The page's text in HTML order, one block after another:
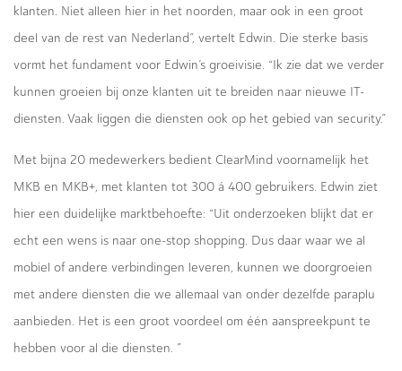
klanten. Niet alleen hier in het noorden, maar ook in een groot
deel van de rest van Nederland”, vertelt Edwin. Die sterke basis
vormt het fundament voor Edwin’s groeivisie. “Ik zie dat we verder
kunnen groeien bij onze klanten uit te breiden naar nieuwe IT-
diensten. Vaak liggen die diensten ook op het gebied van security.”
Met bijna 20 medewerkers bedient ClearMind voornamelijk het
MKB en MKB+, met klanten tot 300 á 400 gebruikers. Edwin ziet
hier een duidelijke marktbehoefte: “Uit onderzoeken blijkt dat er
echt een wens is naar one-stop shopping. Dus daar waar we al
mobiel of andere verbindingen leveren, kunnen we doorgroeien
met andere diensten die we allemaal van onder dezelfde paraplu
aanbieden. Het is een groot voordeel om één aanspreekpunt te
hebben voor al die diensten. ”